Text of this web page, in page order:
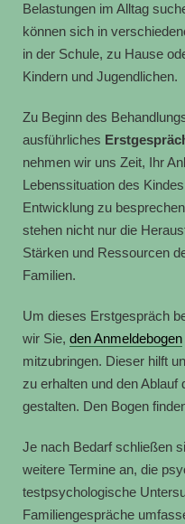
Belastungen im Alltag
können sich in
in der Schule, zu Hause
Kindern und Jugendlichen.
Zu Beginn des
ausführliches
nehmen wir uns Zeit, Ihr
Lebenssituation des
Entwicklung zu
stehen nicht nur die
Stärken und Ressourcen
Familien.
Um dieses Erstgespräch
wir Sie, den Anmeldebogen
mitzubringen. Dieser hilft
zu erhalten und den
gestalten. Den Bogen
Je nach Bedarf schließen
weitere Termine an, die
testpsychologische
Familiengespräche